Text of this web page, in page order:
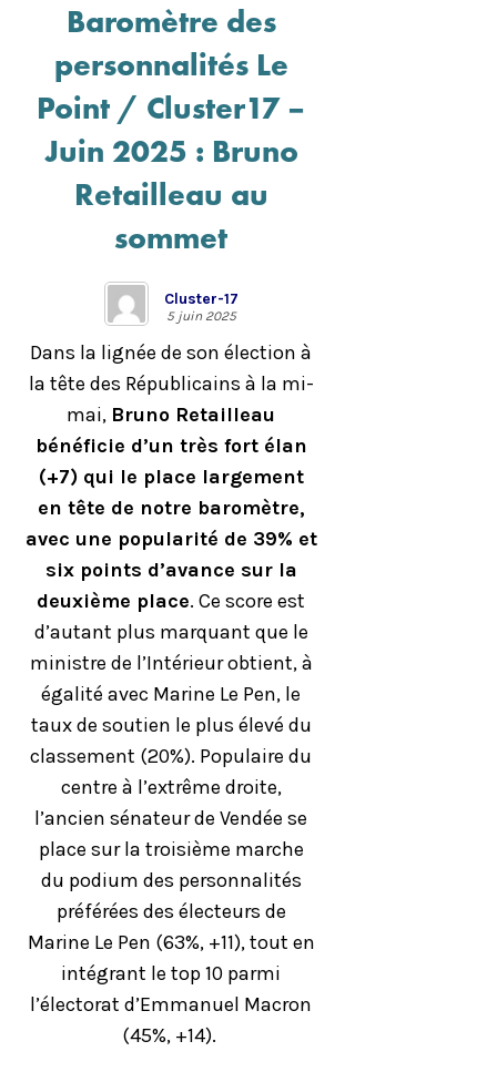
Baromètre des
personnalités Le
Point / Cluster17 –
Juin 2025 : Bruno
Retailleau au
sommet
Cluster-17
5 juin 2025
Dans la lignée de son élection à
la tête des Républicains à la mi-
mai, Bruno Retailleau
bénéficie d’un très fort élan
(+7) qui le place largement
en tête de notre baromètre,
avec une popularité de 39% et
six points d’avance sur la
deuxième place. Ce score est
d’autant plus marquant que le
ministre de l’Intérieur obtient, à
égalité avec Marine Le Pen, le
taux de soutien le plus élevé du
classement (20%). Populaire du
centre à l’extrême droite,
l’ancien sénateur de Vendée se
place sur la troisième marche
du podium des personnalités
préférées des électeurs de
Marine Le Pen (63%, +11), tout en
intégrant le top 10 parmi
l’électorat d’Emmanuel Macron
(45%, +14).